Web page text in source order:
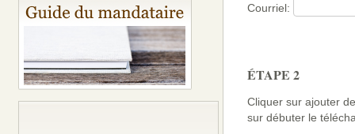
Courriel:
ÉTAPE 2
Cliquer sur ajouter
sur débuter le